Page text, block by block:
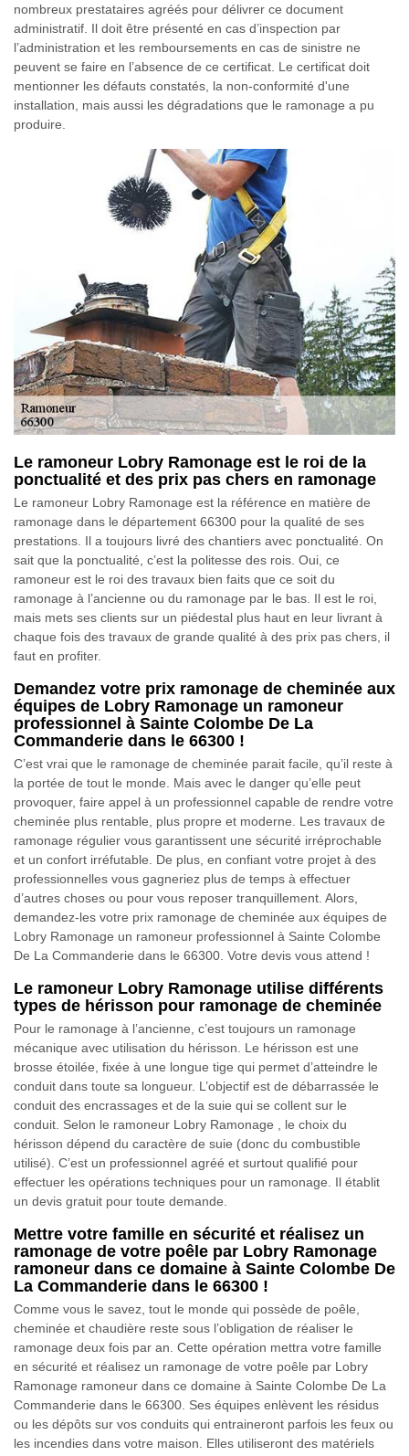
nombreux prestataires agréés pour délivrer ce document
administratif. Il doit être présenté en cas d’inspection par
l’administration et les remboursements en cas de sinistre ne
peuvent se faire en l’absence de ce certificat. Le certificat doit
mentionner les défauts constatés, la non-conformité d'une
installation, mais aussi les dégradations que le ramonage a pu
produire.
Le ramoneur Lobry Ramonage est le roi de la
ponctualité et des prix pas chers en ramonage
Le ramoneur Lobry Ramonage est la référence en matière de
ramonage dans le département 66300 pour la qualité de ses
prestations. Il a toujours livré des chantiers avec ponctualité. On
sait que la ponctualité, c’est la politesse des rois. Oui, ce
ramoneur est le roi des travaux bien faits que ce soit du
ramonage à l’ancienne ou du ramonage par le bas. Il est le roi,
mais mets ses clients sur un piédestal plus haut en leur livrant à
chaque fois des travaux de grande qualité à des prix pas chers, il
faut en profiter.
Demandez votre prix ramonage de cheminée aux
équipes de Lobry Ramonage un ramoneur
professionnel à Sainte Colombe De La
Commanderie dans le 66300 !
C’est vrai que le ramonage de cheminée parait facile, qu’il reste à
la portée de tout le monde. Mais avec le danger qu’elle peut
provoquer, faire appel à un professionnel capable de rendre votre
cheminée plus rentable, plus propre et moderne. Les travaux de
ramonage régulier vous garantissent une sécurité irréprochable
et un confort irréfutable. De plus, en confiant votre projet à des
professionnelles vous gagneriez plus de temps à effectuer
d’autres choses ou pour vous reposer tranquillement. Alors,
demandez-les votre prix ramonage de cheminée aux équipes de
Lobry Ramonage un ramoneur professionnel à Sainte Colombe
De La Commanderie dans le 66300. Votre devis vous attend !
Le ramoneur Lobry Ramonage utilise différents
types de hérisson pour ramonage de cheminée
Pour le ramonage à l’ancienne, c’est toujours un ramonage
mécanique avec utilisation du hérisson. Le hérisson est une
brosse étoilée, fixée à une longue tige qui permet d’atteindre le
conduit dans toute sa longueur. L’objectif est de débarrassée le
conduit des encrassages et de la suie qui se collent sur le
conduit. Selon le ramoneur Lobry Ramonage , le choix du
hérisson dépend du caractère de suie (donc du combustible
utilisé). C’est un professionnel agréé et surtout qualifié pour
effectuer les opérations techniques pour un ramonage. Il établit
un devis gratuit pour toute demande.
Mettre votre famille en sécurité et réalisez un
ramonage de votre poêle par Lobry Ramonage
ramoneur dans ce domaine à Sainte Colombe De
La Commanderie dans le 66300 !
Comme vous le savez, tout le monde qui possède de poêle,
cheminée et chaudière reste sous l’obligation de réaliser le
ramonage deux fois par an. Cette opération mettra votre famille
en sécurité et réalisez un ramonage de votre poêle par Lobry
Ramonage ramoneur dans ce domaine à Sainte Colombe De La
Commanderie dans le 66300. Ses équipes enlèvent les résidus
ou les dépôts sur vos conduits qui entraineront parfois les feux ou
les incendies dans votre maison. Elles utiliseront des matériels